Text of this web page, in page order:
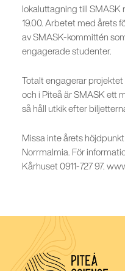
lokaluttagning till SMASK
19.00. Arbetet med årets
av SMASK-kommittén
engagerade studenter.
Totalt engagerar
och i Piteå är SMASK ett
så håll utkik efter
Missa inte årets
Norrmalmia. För
Kårhuset 0911-727 97.